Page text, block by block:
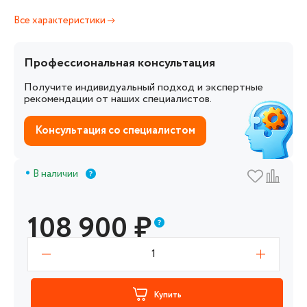
Все характеристики
Профессиональная консультация
Получите индивидуальный подход и экспертные
рекомендации от наших специалистов.
Консультация со специалистом
В наличии
108 900₽
1
Купить